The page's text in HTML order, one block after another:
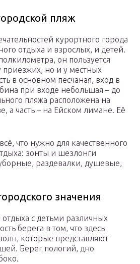
пляж
курортного города
отдыха и взрослых, и детей.
он пользуется
приезжих, но и у местных
в основном песчаная, вход в
при входе небольшая – до
пляжа расположена на
а часть – на Ейском лимане. Её
что нужно для качественного
зонты и шезлонги
раздевалки, душевые,
значения
с детьми различных
берега в том, что здесь
которые представляют
Берег пологий, дно